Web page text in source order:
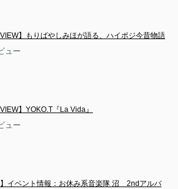
】もりばやしみほが語る、ハイポジ今昔物語
ュー
】YOKO.T『La Vida』
ュー
】イベント情報：お休み系音楽隊 沼　2ndアルバ